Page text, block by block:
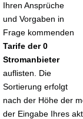
Ihren Ansprüche
und Vorgaben in
Frage kommenden
Tarife der 0
Stromanbieter
auflisten. Die
Sortierung erfolgt
nach der Höhe der
der Eingabe Ihres